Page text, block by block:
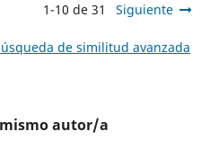
1-10 de 31 Siguiente
de similitud avanzada
autor/a